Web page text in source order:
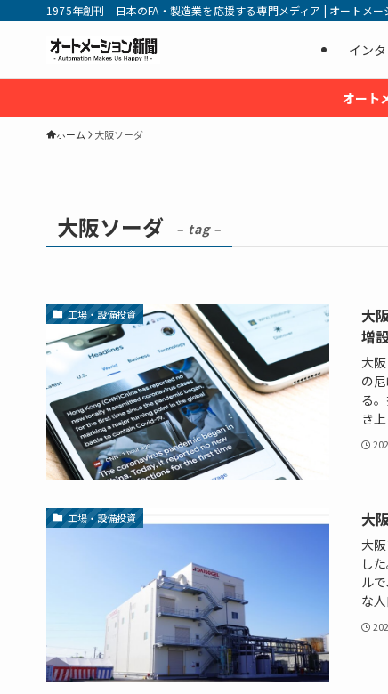
1975年創刊 日本のFA・製造業を応援する専門メディア | オートメ
イン
オート
ホーム 大阪ソーダ
大阪ソーダ – tag –
工場・設備投資
大
増
大
の
る
き
工場・設備投資 大
大
し
ル
な